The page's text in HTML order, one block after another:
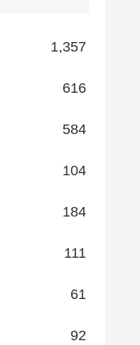
1,357
616
584
104
184
111
61
92